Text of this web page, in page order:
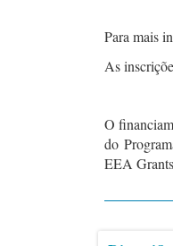
Para mais
As
O
do
EEA